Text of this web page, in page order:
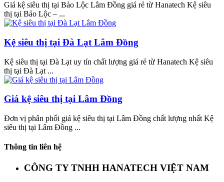
Giá kệ siêu thị tại Bảo Lộc Lâm Đồng giá rẻ từ Hanatech Kệ siêu
thị tại Bảo Lộc – ...
Kệ siêu thị tại Đà Lạt Lâm Đồng
Kệ siêu thị tại Đà Lạt uy tín chất lượng giá rẻ từ Hanatech Kệ siêu
thị tại Đà Lạt ...
Giá kệ siêu thị tại Lâm Đồng
Đơn vị phân phối giá kệ siêu thị tại Lâm Đồng chất lượng nhất Kệ
siêu thị tại Lâm Đồng ...
Thông tin liên hệ
CÔNG TY TNHH HANATECH VIỆT NAM